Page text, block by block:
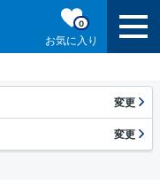
お気に入り
0
変更
変更